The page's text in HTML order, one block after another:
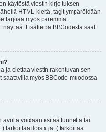
käytöstä viestin kirjoituksen
HTML-kieltä, tagit ympäröidään
tarjoaa myös paremmat
Lisätietoa BBCodesta saat
ja olettaa viestin rakentuvan sen
saatavilla myös BBCode-muodossa
avulla voidaan esitää tunnetta tai
tarkoittaa iloista ja :( tarkoittaa